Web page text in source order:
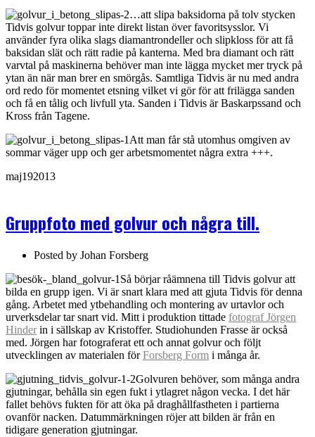
…att slipa baksidorna på tolv stycken
Tidvis golvur toppar inte direkt listan över favoritsysslor. Vi
använder fyra olika slags diamantrondeller och slipkloss för att få
baksidan slät och rätt radie på kanterna. Med bra diamant och rätt
varvtal på maskinerna behöver man inte lägga mycket mer tryck på
ytan än när man brer en smörgås. Samtliga Tidvis är nu med andra
ord redo för momentet etsning vilket vi gör för att frilägga sanden
och få en tålig och livfull yta. Sanden i Tidvis är Baskarpssand och
Kross från Tagene.
Att man får stå utomhus omgiven av
sommar väger upp och ger arbetsmomentet några extra +++.
maj192013
Gruppfoto med golvur och några till.
Posted by Johan Forsberg
Så börjar råämnena till Tidvis golvur att
bilda en grupp igen. Vi är snart klara med att gjuta Tidvis för denna
gång. Arbetet med ytbehandling och montering av urtavlor och
urverksdelar tar snart vid. Mitt i produktion tittade fotograf Jörgen
Hinder in i sällskap av Kristoffer. Studiohunden Frasse är också
med. Jörgen har fotograferat ett och annat golvur och följt
utvecklingen av materialen förForsberg Form i många år.
Golvuren behöver, som många andra
gjutningar, behålla sin egen fukt i ytlagret någon vecka. I det här
fallet behövs fukten för att öka på draghållfastheten i partierna
ovanför nacken. Datummärkningen röjer att bilden är från en
tidigare generation gjutningar.